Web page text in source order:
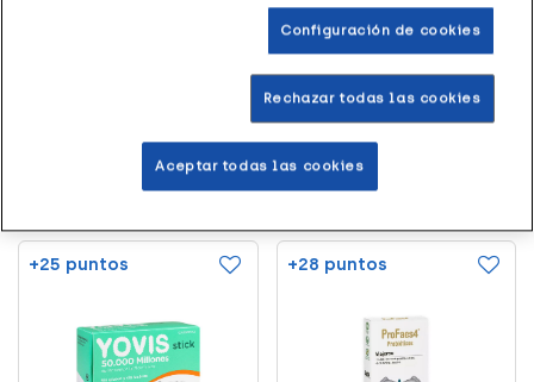
Añadir al carrito
alergia: lo que te
espera esta primavera
Leer más
+25 puntos +28 puntos
Configuración de cookies
Rechazar todas las cookies
Aceptar todas las cookies